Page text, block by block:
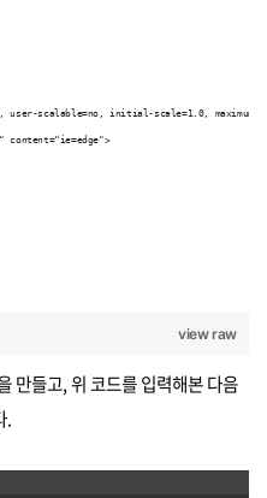
user-scalable=no, initial-scale=1.0, maximum-
content="ie=edge">
view raw
들고, 위 코드를 입력해본 다음
.